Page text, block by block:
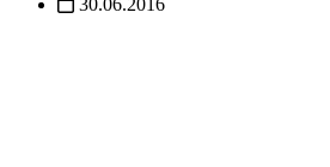
30.06.2016